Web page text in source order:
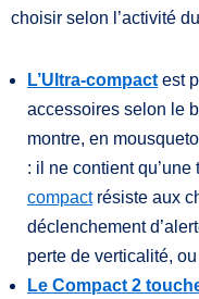
choisir selon l’activité
L’Ultra-compact est
accessoires selon le
montre, en
: il ne contient qu’une
compactrésiste aux
déclenchement
perte de verticalité,
Le Compact 2